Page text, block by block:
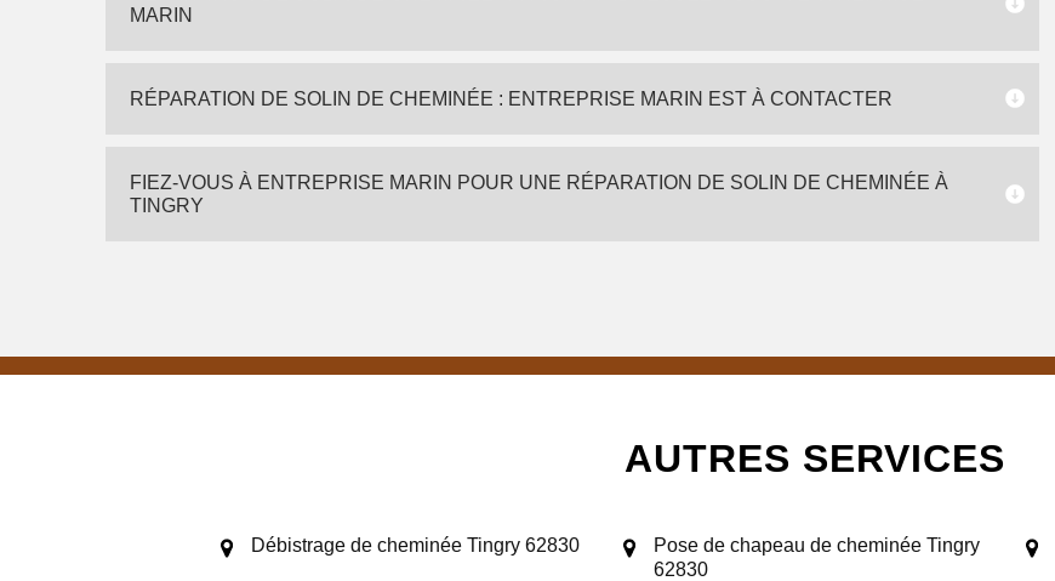
MARIN
RÉPARATION DE SOLIN DE CHEMINÉE : ENTREPRISE MARIN EST À CONTACTER
FIEZ-VOUS À ENTREPRISE MARIN POUR UNE RÉPARATION DE SOLIN DE CHEMINÉE À
TINGRY
AUTRES SERVICES
Débistrage de cheminée Tingry 62830
Pose de chapeau de cheminée Tingry
62830